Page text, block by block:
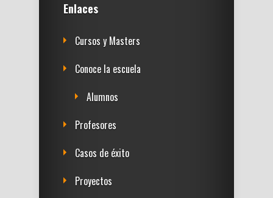
Enlaces
Cursos y Masters
Conoce la escuela
Alumnos
Profesores
Casos de éxito
Proyectos